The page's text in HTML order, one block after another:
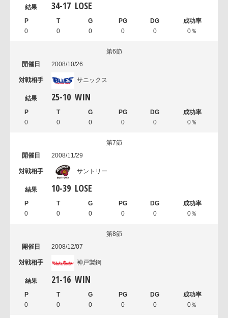
34-17 LOSE
0 0 0 0 0 0％
第6節
2008/10/26
サニックス
25-10 WIN
0 0 0 0 0 0％
第7節
2008/11/29
サントリー
10-39 LOSE
0 0 0 0 0 0％
第8節
2008/12/07
神戸製鋼
21-16 WIN
0 0 0 0 0 0％